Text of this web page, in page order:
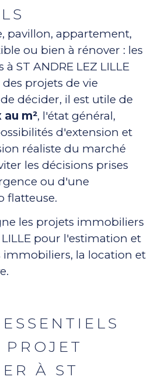
pavillon, appartement,
ou bien à rénover : les
ST ANDRE LEZ LILLE
projets de vie
décider, il est utile de
au m², l'état général,
d'extension et
réaliste du marché
les décisions prises
ou d'une
flatteuse.
les projets immobiliers
LILLE pour l'estimation et
immobiliers, la location et
À ST